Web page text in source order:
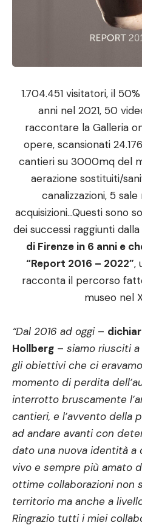
1.704.451 visitatori, il
anni nel 2021, 50
raccontare la Galleria
opere, scansionati
cantieri su 3000mq del
aerazione sostituiti/
canalizzazioni, 5
acquisizioni…Questi sono
dei successi raggiunti dalla
di Firenze in 6 anni e
“Report 2016 – 2022”,
racconta il percorso
museo nel
“Dal 2016 ad oggi–
Hollberg – siamo riusciti
gli obiettivi che ci
momento di perdita
interrotto bruscamente
cantieri, e l’avvento della
ad andare avanti con
dato una nuova identità a
vivo e sempre più amato
ottime collaborazioni non
territorio ma anche a
Ringrazio tutti i miei